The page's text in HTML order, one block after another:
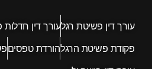
עורך דין פשיטת רגלעורך דין חדלות
פקודת פשיטת הרגלהורדת טפסים